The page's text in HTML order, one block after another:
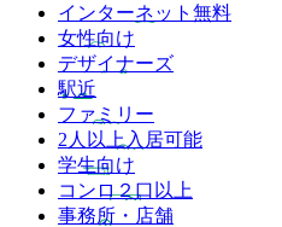
インターネット無料
女性向け
デザイナーズ
駅近
ファミリー
2人以上入居可能
学生向け
コンロ２口以上
事務所・店舗